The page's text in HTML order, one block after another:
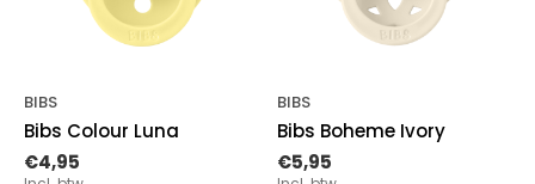
BIBS
Bibs Colour Luna
€4,95
BIBS
Bibs Boheme Ivory
€5,95